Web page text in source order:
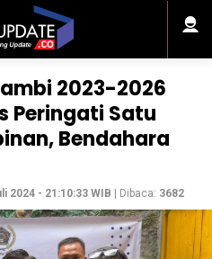
2023-2026
Peringati Satu
Bendahara
2024 - 21:10:33 WIB | Dibaca: 3682